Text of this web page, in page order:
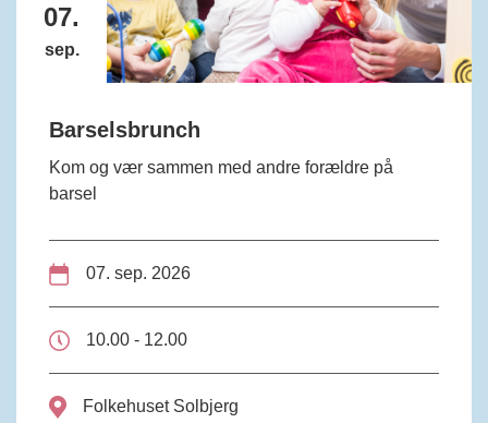
07.
sep.
Barselsbrunch
Kom og vær sammen med andre forældre på
barsel
07. sep. 2026
10.00 - 12.00
Folkehuset Solbjerg